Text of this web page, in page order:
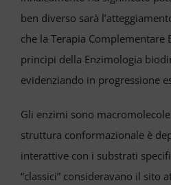
ben diverso sarà
che la Terapia Complementare
princìpi della Enzimologia
evidenziando in progressione
Gli enzimi sono
struttura conformazionale è
interattive con i substrati
“classici” consideravano il sito